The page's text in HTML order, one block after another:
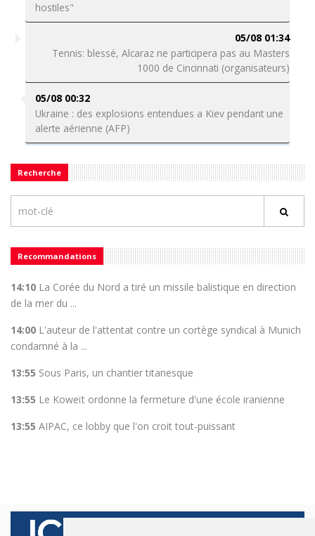
hostiles"
05/08 01:34
Tennis: blessé, Alcaraz ne participera pas au Masters
1000 de Cincinnati (organisateurs)
05/08 00:32
Ukraine : des explosions entendues a Kiev pendant une
alerte aérienne (AFP)
Recherche
Recommandations
14:10 La Corée du Nord a tiré un missile balistique en direction
de la mer du ...
14:00 L'auteur de l'attentat contre un cortège syndical à Munich
condamné à la ...
13:55 Sous Paris, un chantier titanesque
13:55 Le Koweït ordonne la fermeture d'une école iranienne
13:55 AIPAC, ce lobby que l'on croit tout-puissant